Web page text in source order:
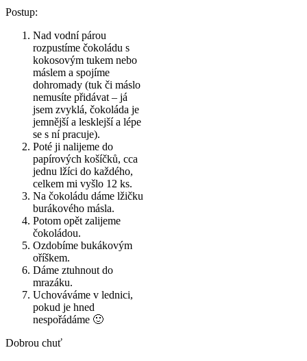
Postup:
Nad vodní párou
rozpustíme čokoládu s
kokosovým tukem nebo
máslem a spojíme
dohromady (tuk či máslo
nemusíte přidávat – já
jsem zvyklá, čokoláda je
jemnější a lesklejší a lépe
se s ní pracuje).
Poté ji nalijeme do
papírových košíčků, cca
jednu lžíci do každého,
celkem mi vyšlo 12 ks.
Na čokoládu dáme lžičku
burákového másla.
Potom opět zalijeme
čokoládou.
Ozdobíme bukákovým
oříškem.
Dáme ztuhnout do
mrazáku.
Uchováváme v lednici,
pokud je hned
nespořádáme 🙂
Dobrou chuť